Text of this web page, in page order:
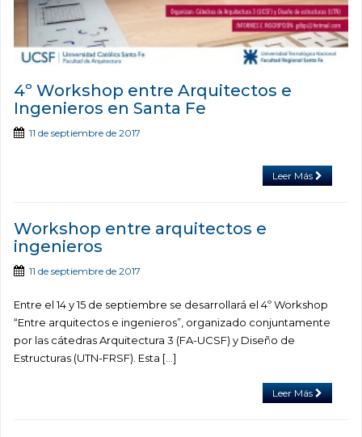
4º Workshop entre Arquitectos e
Ingenieros en Santa Fe
11 de septiembre de 2017
Leer Más
Workshop entre arquitectos e
ingenieros
11 de septiembre de 2017
Entre el 14 y 15 de septiembre se desarrollará el 4º Workshop
“Entre arquitectos e ingenieros”, organizado conjuntamente
por las cátedras Arquitectura 3 (FA-UCSF) y Diseño de
Estructuras (UTN-FRSF). Esta […]
Leer Más